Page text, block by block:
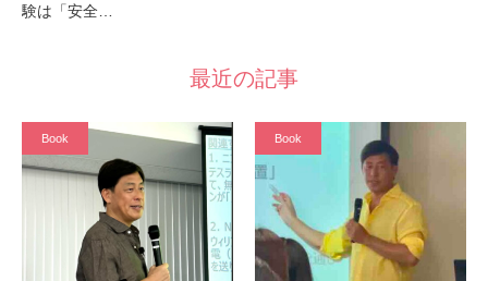
験は「安全…
最近の記事
Book Book